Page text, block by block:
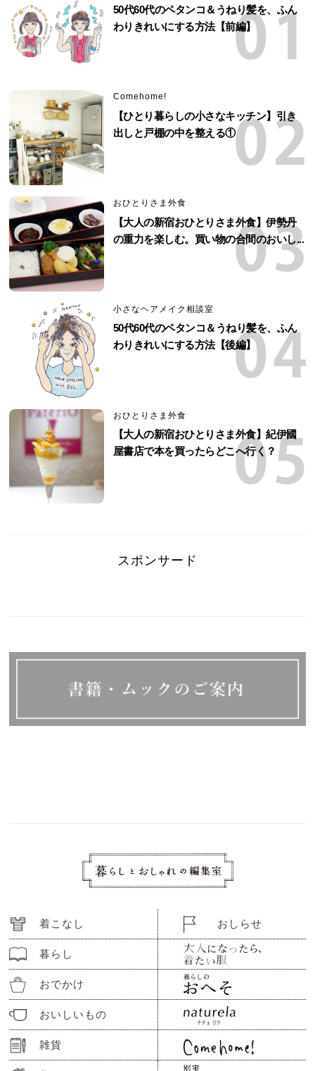
50代60代のペタンコ＆うねり髪を、ふん
わりきれいにする方法【前編】
Comehome!
【ひとり暮らしの小さなキッチン】引き
出しと戸棚の中を整える①
おひとりさま外食
【大人の新宿おひとりさま外食】伊勢丹
の重力を楽しむ。買い物の合間のおいし...
小さなヘアメイク相談室
50代60代のペタンコ＆うねり髪を、ふん
わりきれいにする方法【後編】
おひとりさま外食
【大人の新宿おひとりさま外食】紀伊國
屋書店で本を買ったらどこへ行く？
スポンサード
着こなし
暮らし
おでかけ
おいしいもの
雑貨
おしらせ